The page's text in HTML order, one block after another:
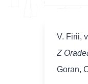
V. Firii,
Z
Goran,